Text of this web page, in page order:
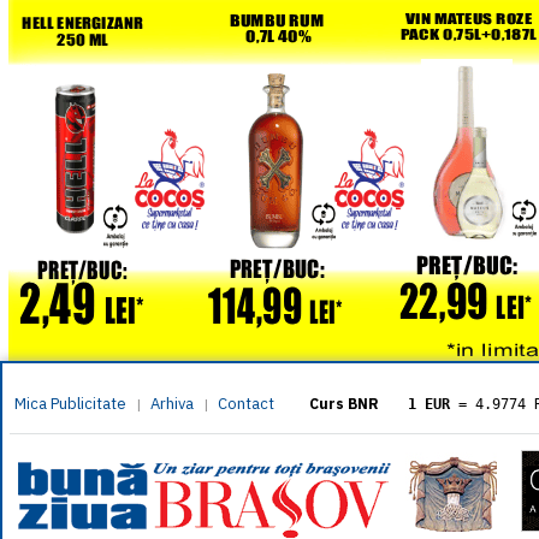
Mica Publicitate | Arhiva | Contact Curs BNR 1 EUR = 4.9774
= 5.8304
1 XAU= 464.4611
1 AED= 1.1933
1 AUD= 2.7957
1 BGN= 2.5449